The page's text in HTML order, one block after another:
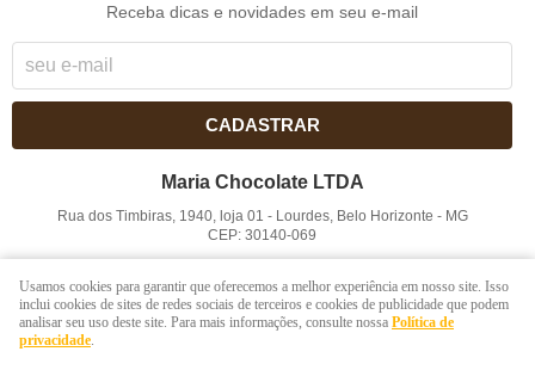
Receba dicas e novidades em seu e-mail
CADASTRAR
Maria Chocolate LTDA
Rua dos Timbiras, 1940, loja 01 - Lourdes, Belo Horizonte - MG
CEP: 30140-069
LOJA VIRTUAL CRIADA POR
Usamos cookies para garantir que oferecemos a melhor experiência em nosso site. Isso
inclui cookies de sites de redes sociais de terceiros e cookies de publicidade que podem
analisar seu uso deste site. Para mais informações, consulte nossa Política de
privacidade.